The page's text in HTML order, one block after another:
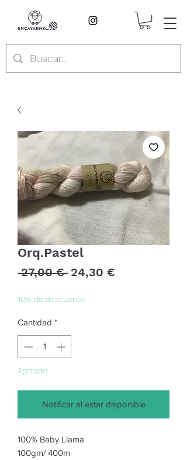
Orq.Pastel
27,00 € Precio
24,30 €Precio
10% de descuento
Cantidad *
Agotado
Notificar al estar disponible
100% Baby Llama
100gm/ 400m